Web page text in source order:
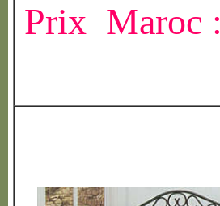
Prix Maroc :